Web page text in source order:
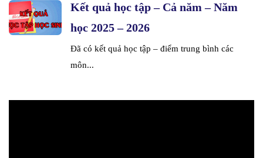
Kết quả học tập – Cả năm – Năm
học 2025 – 2026
Đã có kết quả học tập – điểm trung bình các
môn...